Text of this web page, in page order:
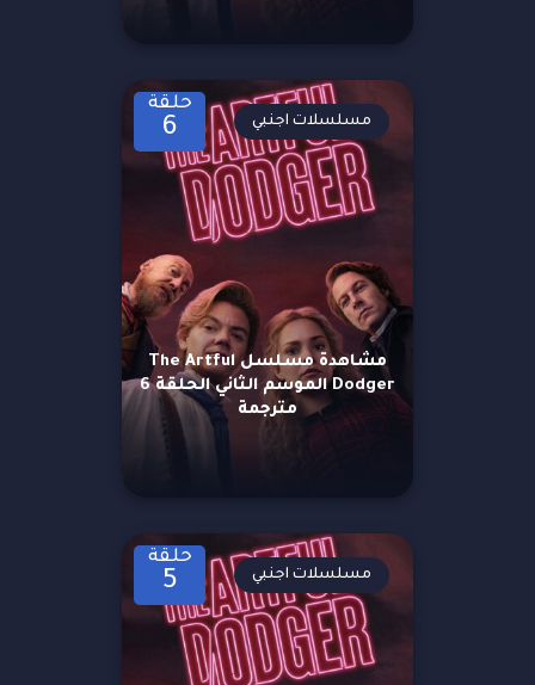
حلقة
6
مشاهدة مسلسل The Artful
Dodger الموسم الثاني الحلقة 6
مترجمة
مسلسلات اجنبي
حلقة
5 مسلسلات اجنبي